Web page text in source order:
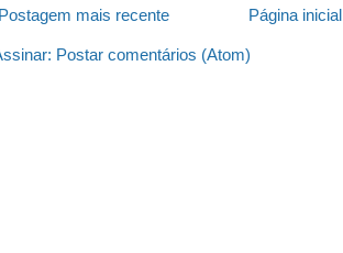
Postagem mais recente Página inicial
Postar comentários (Atom)